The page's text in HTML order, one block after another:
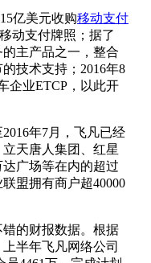
亿美元收购移动支付
动支付牌照；据了
主产品之一，整合
技术支持；2016年8
企业ETCP，以此开
年7月，飞凡已经
天唐人集团、红星
广场等在内的超过
盟拥有商户超40000
的财报数据。根据
半年飞凡网络公司